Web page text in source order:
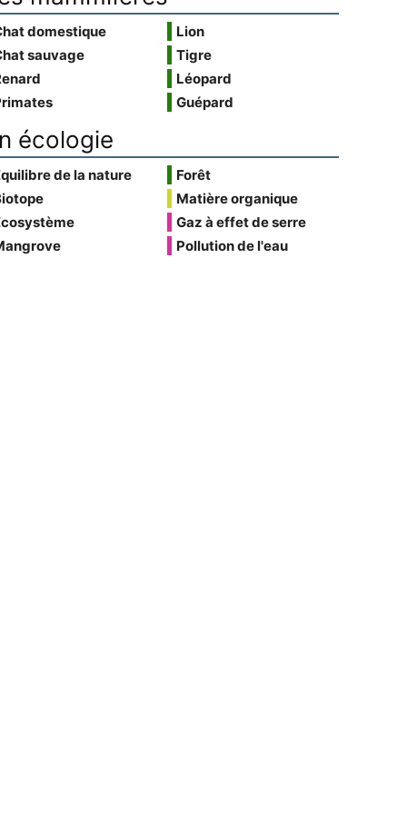
domestique
sauvage
Lion
Tigre
Léopard
Guépard
écologie
de la nature
Forêt
Matière organique
Gaz à effet de serre
Pollution de l'eau